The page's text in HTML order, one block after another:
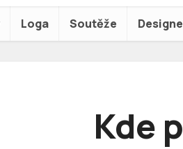
Loga Soutěže
Kde